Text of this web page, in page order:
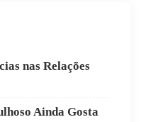
nas Relações
Ainda Gosta